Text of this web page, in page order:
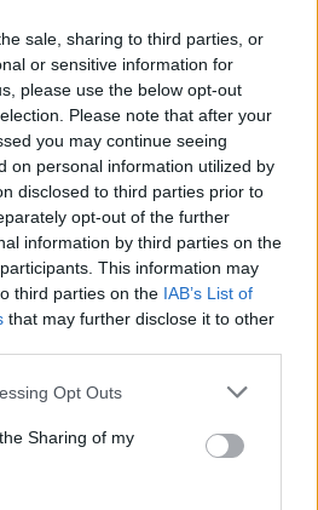
sale, sharing to third parties, or
or sensitive information for
please use the below opt-out
Please note that after your
you may continue seeing
on personal information utilized by
disclosed to third parties prior to
opt-out of the further
information by third parties on the
This information may
third parties on the IAB’s List of
that may further disclose it to other
Opt Outs
Sharing of my